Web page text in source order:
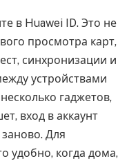
в Huawei ID. Это не
просмотра карт,
синхронизации и
устройствами
гаджетов,
вход в аккаунт
Для
удобно, когда дома,